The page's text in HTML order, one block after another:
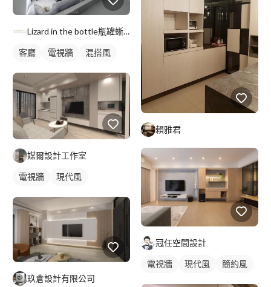
Lizard in the bottle瓶罐蜥蜴製作社
客廳 電視牆 混搭風
媒爾設計工作室
電視牆 現代風
玖倉設計有限公司
賴雅君
冠任空間設計
電視牆 現代風 簡約風